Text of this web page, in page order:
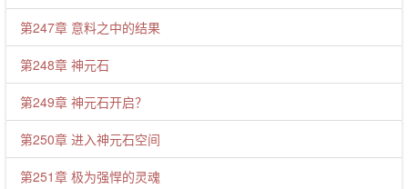
第247章 意料之中的结果
第248章 神元石
第249章 神元石开启？
第250章 进入神元石空间
第251章 极为强悍的灵魂